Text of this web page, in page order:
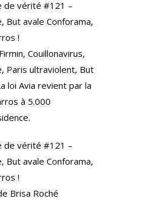
Couillonavirus,
Paris ultraviolent, But
loi Avia revient par la
à 5.000
Brisa Roché